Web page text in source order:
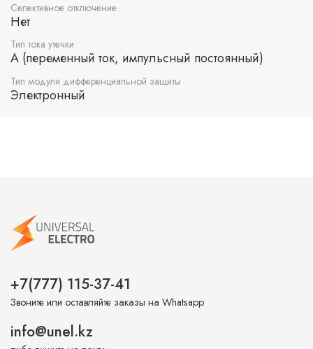
Селективное отключение
Нет
Тип тока утечки
A (переменный ток, импульсный постоянный)
Тип модуля дифференциальной защиты
Электронный
+7(777) 115-37-41
Звоните или оставляйте заказы на Whatsapp
info@unel.kz